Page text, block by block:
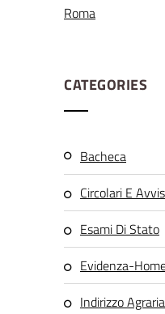
CATEGORIES
Bacheca
Circolari E
Esami Di Stato
Evidenza-
Indirizzo Agraria